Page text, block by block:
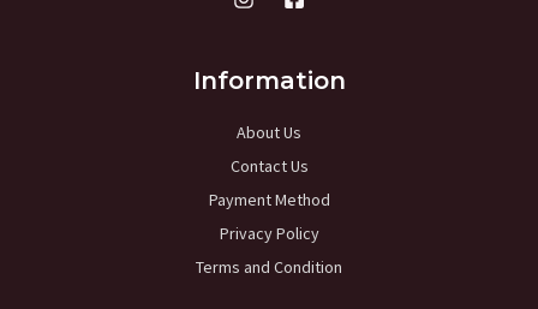
Information
About Us
Contact Us
Payment Method
Privacy Policy
Terms and Condition